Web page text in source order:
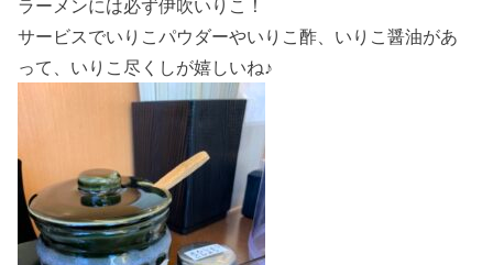
ラーメンには必ず伊吹いりこ！
サービスでいりこパウダーやいりこ酢、いりこ醤油があ
って、いりこ尽くしが嬉しいね♪